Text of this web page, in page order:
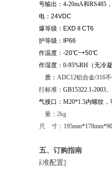
信号输出：4-20mA和RS485
供电：24VDC
防爆等级：EXD II CT6
防护等级：IP66
工作温度：-20℃~+50℃
工作湿度： 0-95%RH（无冷
材 质： ADC12铝合金/316
执行标准： GB15322.1-2003、
电气接口： M20*1.5内螺纹，
重 量：2kg
尺 寸：
五、订购指南
标准配置]